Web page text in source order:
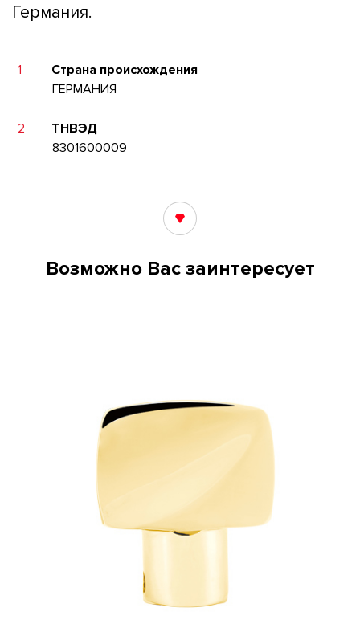
Германия.
1
Страна происхождения
ГЕРМАНИЯ
2
ТНВЭД
8301600009
Возможно Вас заинтересует